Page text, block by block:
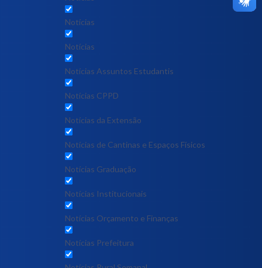
Notícias
Notícias
Notícias Assuntos Estudantis
Notícias CPPD
Notícias da Extensão
Notícias de Cantinas e Espaços Físicos
Notícias Graduação
Notícias Institucionais
Notícias Orçamento e Finanças
Notícias Prefeitura